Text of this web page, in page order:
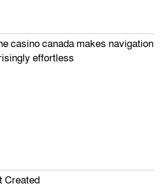
casino canada makes navigation
effortless
Created